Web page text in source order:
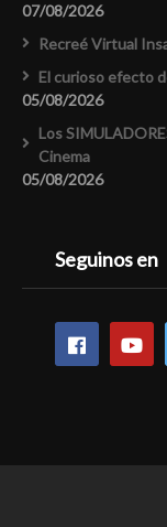
07/08/2026
Recreé Virtual
El curioso efecto
05/08/2026
Los
Cinema
05/08/2026
Seguinos en